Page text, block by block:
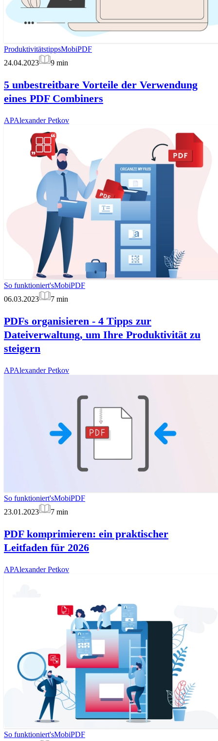
ProduktivitätstippsMobiPDF
24.04.2023
9 min
5 unbestreitbare Vorteile der Verwendung
eines PDF Combiners
APAlexander Petkov
So funktioniert'sMobiPDF
06.03.2023
7 min
PDFs organisieren - 4 Tipps zur
Dateiverwaltung, um Ihre Produktivität zu
steigern
APAlexander Petkov
So funktioniert'sMobiPDF
23.01.2023
7 min
PDF komprimieren: ein praktischer
Leitfaden für 2026
APAlexander Petkov
So funktioniert'sMobiPDF